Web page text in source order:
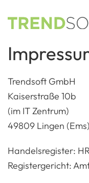
Zum
springen
Trendsoft GmbH
Kaiserstraße 10b
(im IT Zentrum)
49809 Lingen (Ems)
Handelsregister:
Registergericht: